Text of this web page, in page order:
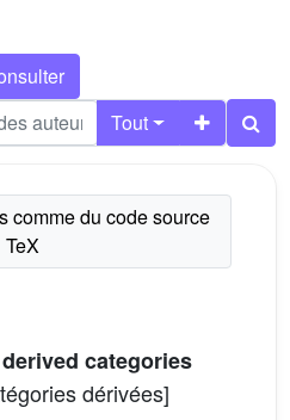
Tout
categories
dérivées]